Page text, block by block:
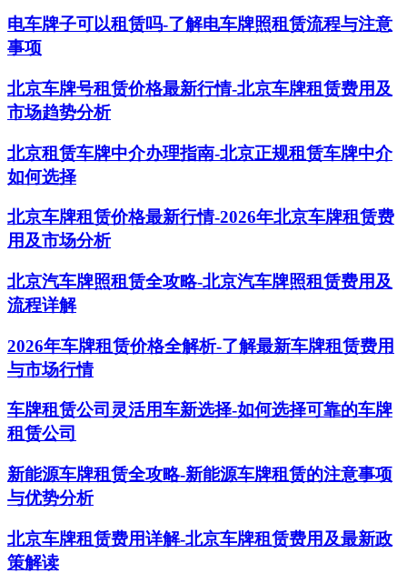
电车牌子可以租赁吗-了解电车牌照租赁流程与注意
事项
北京车牌号租赁价格最新行情-北京车牌租赁费用及
市场趋势分析
北京租赁车牌中介办理指南-北京正规租赁车牌中介
如何选择
北京车牌租赁价格最新行情-2026年北京车牌租赁费
用及市场分析
北京汽车牌照租赁全攻略-北京汽车牌照租赁费用及
流程详解
2026年车牌租赁价格全解析-了解最新车牌租赁费用
与市场行情
车牌租赁公司灵活用车新选择-如何选择可靠的车牌
租赁公司
新能源车牌租赁全攻略-新能源车牌租赁的注意事项
与优势分析
北京车牌租赁费用详解-北京车牌租赁费用及最新政
策解读